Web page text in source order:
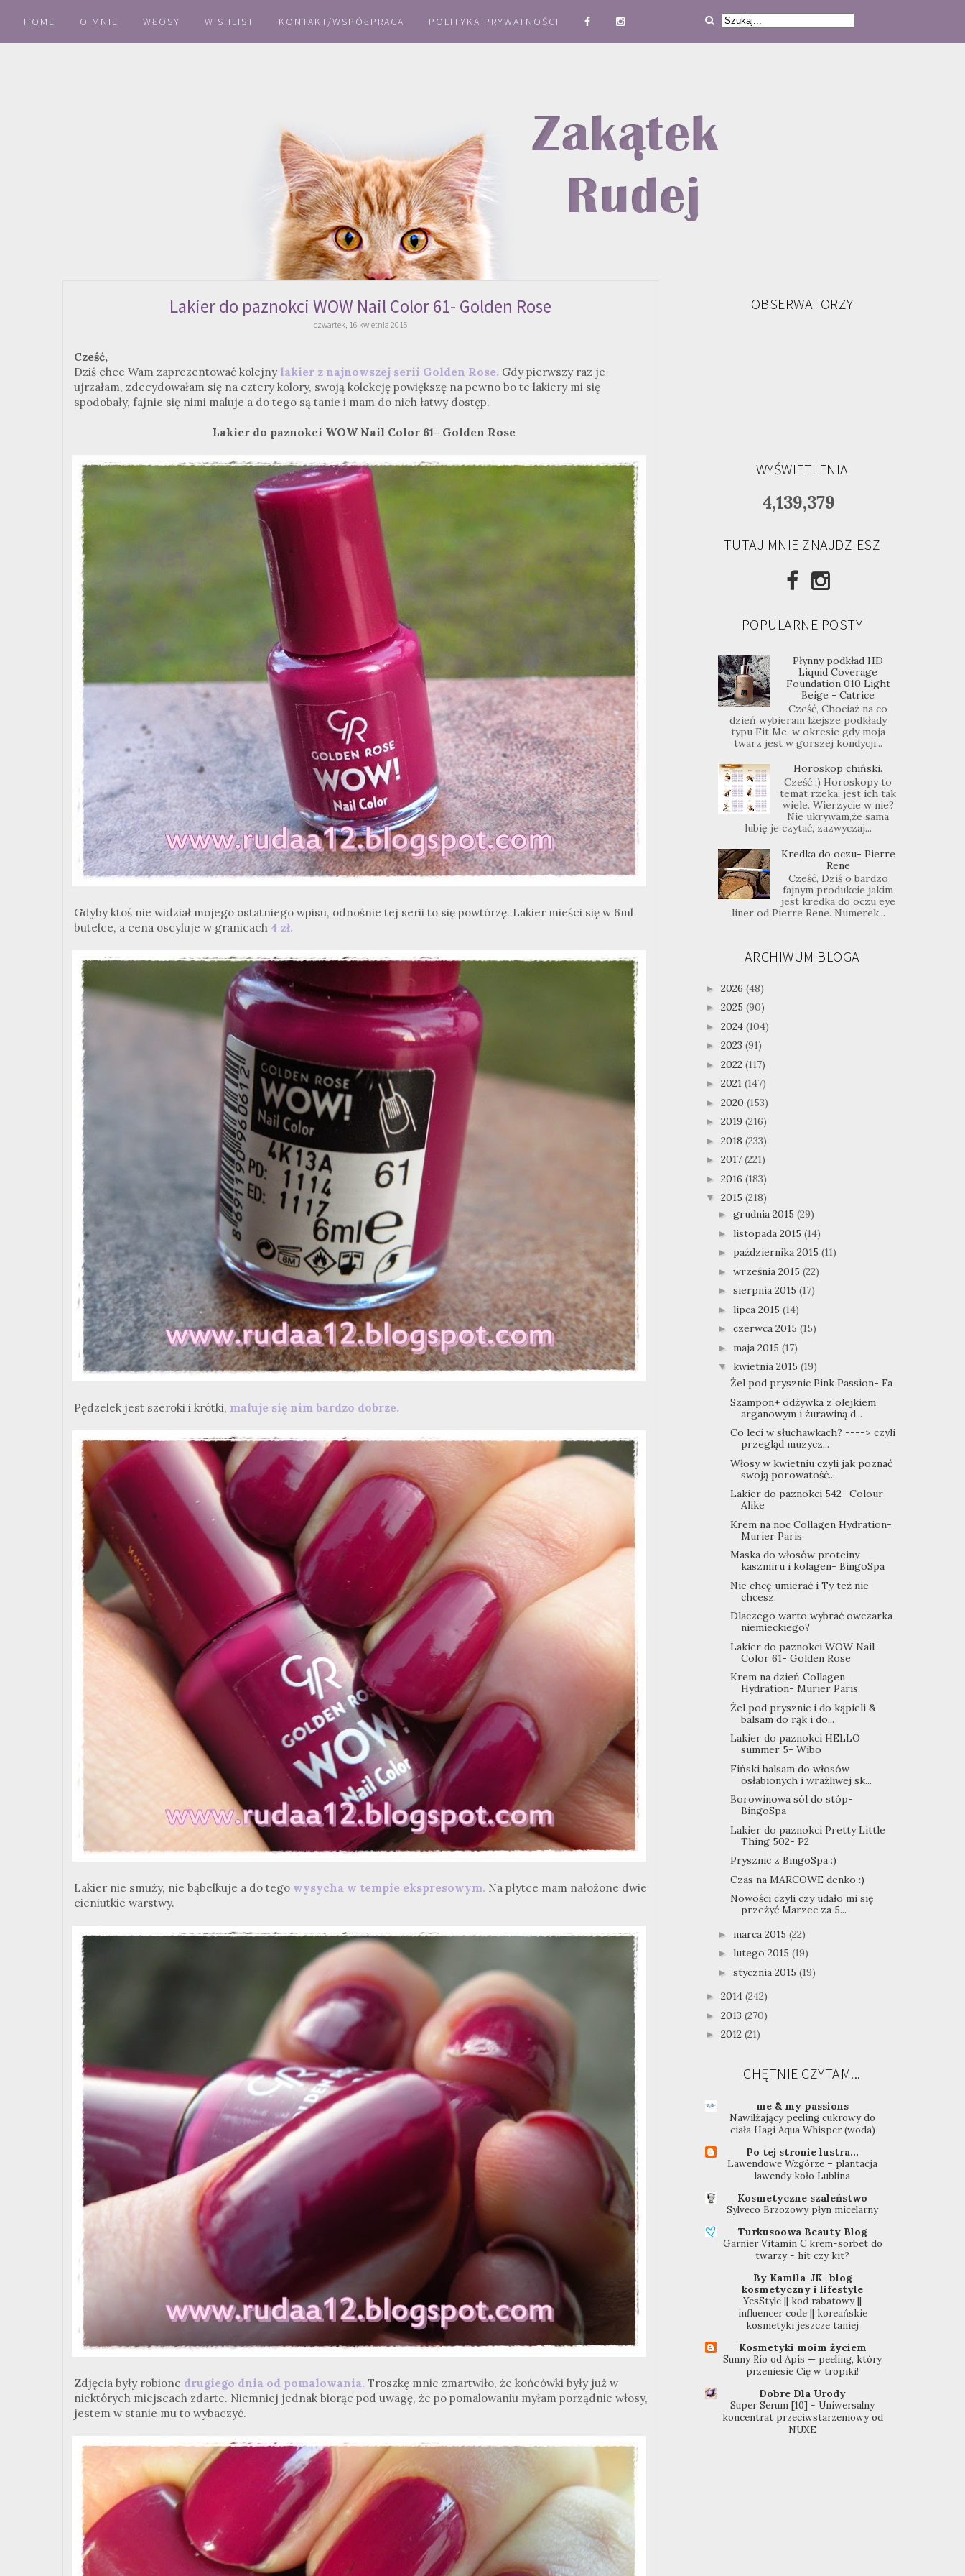
HOME O MNIE WŁOSY WISHLIST KONTAKT/WSPÓŁPRACA POLITYKA PRYWATNOŚCI
Lakier do paznokci WOW Nail Color 61- Golden Rose
czwartek, 16 kwietnia 2015
Cześć,
Dziś chce Wam zaprezentować kolejny lakier z najnowszej serii Golden Rose. Gdy pierwszy raz je
ujrzałam, zdecydowałam się na cztery kolory, swoją kolekcję powiększę na pewno bo te lakiery mi się
spodobały, fajnie się nimi maluje a do tego są tanie i mam do nich łatwy dostęp.
Lakier do paznokci WOW Nail Color 61- Golden Rose
Gdyby ktoś nie widział mojego ostatniego wpisu, odnośnie tej serii to się powtórzę. Lakier mieści się w 6ml
butelce, a cena oscyluje w granicach 4 zł.
Pędzelek jest szeroki i krótki, maluje się nim bardzo dobrze.
Lakier nie smuży, nie bąbelkuje a do tego wysycha w tempie ekspresowym. Na płytce mam nałożone dwie
cieniutkie warstwy.
Zdjęcia były robione drugiego dnia od pomalowania. Troszkę mnie zmartwiło, że końcówki były już w
niektórych miejscach zdarte. Niemniej jednak biorąc pod uwagę, że po pomalowaniu myłam porządnie włosy,
jestem w stanie mu to wybaczyć.
OBSERWATORZY
WYŚWIETLENIA
4,139,379
TUTAJ MNIE ZNAJDZIESZ
POPULARNE POSTY
Płynny podkład HD
Liquid Coverage
Foundation 010 Light
Beige - Catrice
Cześć, Chociaż na co
dzień wybieram lżejsze podkłady
typu Fit Me, w okresie gdy moja
twarz jest w gorszej kondycji...
Horoskop chiński.
Cześć ;) Horoskopy to
temat rzeka, jest ich tak
wiele. Wierzycie w nie?
Nie ukrywam,że sama
lubię je czytać, zazwyczaj...
Kredka do oczu- Pierre
Rene
Cześć, Dziś o bardzo
fajnym produkcie jakim
jest kredka do oczu eye
liner od Pierre Rene. Numerek...
ARCHIWUM BLOGA
► 2026 (48)
► 2025 (90)
► 2024 (104)
► 2023 (91)
► 2022 (117)
► 2021 (147)
► 2020 (153)
► 2019 (216)
► 2018 (233)
► 2017 (221)
► 2016 (183)
▼ 2015 (218)
► grudnia 2015 (29)
► listopada 2015 (14)
► października 2015 (11)
► września 2015 (22)
► sierpnia 2015 (17)
► lipca 2015 (14)
► czerwca 2015 (15)
► maja 2015 (17)
▼ kwietnia 2015 (19)
Żel pod prysznic Pink Passion- Fa
Szampon+ odżywka z olejkiem
arganowym i żurawiną d...
Co leci w słuchawkach? ----> czyli
przegląd muzycz...
Włosy w kwietniu czyli jak poznać
swoją porowatość...
Lakier do paznokci 542- Colour
Alike
Krem na noc Collagen Hydration-
Murier Paris
Maska do włosów proteiny
kaszmiru i kolagen- BingoSpa
Nie chcę umierać i Ty też nie
chcesz.
Dlaczego warto wybrać owczarka
niemieckiego?
Lakier do paznokci WOW Nail
Color 61- Golden Rose
Krem na dzień Collagen
Hydration- Murier Paris
Żel pod prysznic i do kąpieli &
balsam do rąk i do...
Lakier do paznokci HELLO
summer 5- Wibo
Fiński balsam do włosów
osłabionych i wrażliwej sk...
Borowinowa sól do stóp-
BingoSpa
Lakier do paznokci Pretty Little
Thing 502- P2
Prysznic z BingoSpa :)
Czas na MARCOWE denko :)
Nowości czyli czy udało mi się
przeżyć Marzec za 5...
► marca 2015 (22)
► lutego 2015 (19)
► stycznia 2015 (19)
► 2014 (242)
► 2013 (270)
► 2012 (21)
CHĘTNIE CZYTAM...
me & my passions
Nawilżający peeling cukrowy do
ciała Hagi Aqua Whisper (woda)
Po tej stronie lustra...
Lawendowe Wzgórze – plantacja
lawendy koło Lublina
Kosmetyczne szaleństwo
Sylveco Brzozowy płyn micelarny
Turkusoowa Beauty Blog
Garnier Vitamin C krem-sorbet do
twarzy - hit czy kit?
By Kamila-JK- blog
kosmetyczny i lifestyle
YesStyle || kod rabatowy ||
influencer code || koreańskie
kosmetyki jeszcze taniej
Kosmetyki moim życiem
Sunny Rio od Apis — peeling, który
przeniesie Cię w tropiki!
Dobre Dla Urody
Super Serum [10] - Uniwersalny
koncentrat przeciwstarzeniowy od
NUXE